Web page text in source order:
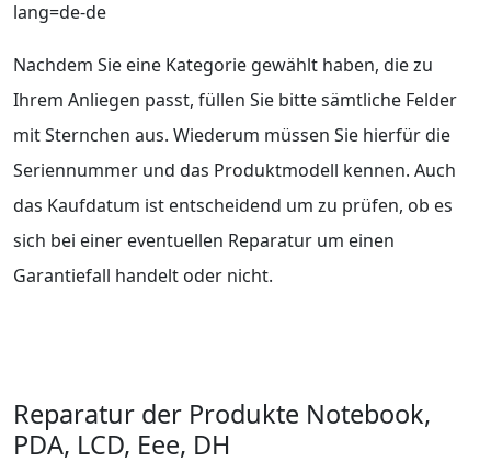
lang=de-de
Nachdem Sie eine Kategorie gewählt haben, die zu
Ihrem Anliegen passt, füllen Sie bitte sämtliche Felder
mit Sternchen aus. Wiederum müssen Sie hierfür die
Seriennummer und das Produktmodell kennen. Auch
das Kaufdatum ist entscheidend um zu prüfen, ob es
sich bei einer eventuellen Reparatur um einen
Garantiefall handelt oder nicht.
Reparatur der Produkte Notebook,
PDA, LCD, Eee, DH